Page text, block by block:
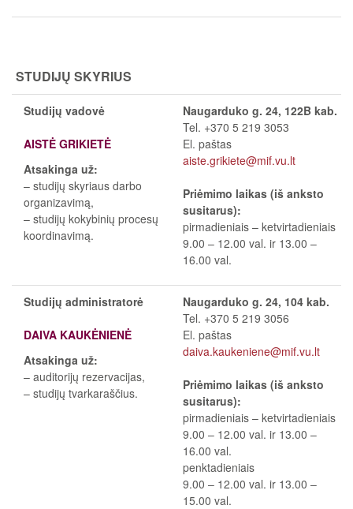
STUDIJŲ SKYRIUS
Studijų vadovė
AISTĖ GRIKIETĖ
Atsakinga už:
– studijų skyriaus darbo
organizavimą,
– studijų kokybinių procesų
koordinavimą.
Naugarduko g. 24, 122B kab.
Tel. +370 5 219 3053
El. paštas
aiste.grikiete@mif.vu.lt
Priėmimo laikas (iš anksto
susitarus):
pirmadieniais – ketvirtadieniais
9.00 – 12.00 val. ir 13.00 –
16.00 val.
Studijų administratorė
DAIVA KAUKĖNIENĖ
Atsakinga už:
– auditorijų rezervacijas,
– studijų tvarkaraščius.
Naugarduko g. 24, 104 kab.
Tel. +370 5 219 3056
El. paštas
daiva.kaukeniene@mif.vu.lt
Priėmimo laikas (iš anksto
susitarus):
pirmadieniais – ketvirtadieniais
9.00 – 12.00 val. ir 13.00 –
16.00 val.
penktadieniais
9.00 – 12.00 val. ir 13.00 –
15.00 val.